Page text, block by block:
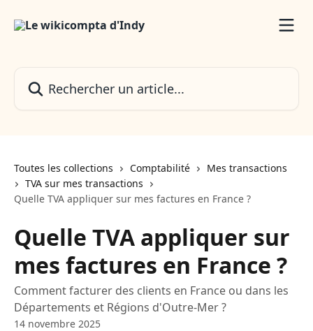
Toutes les collections Comptabilité
Mes transactions
TVA sur mes transactions
Quelle TVA appliquer sur mes factures en France ?
Quelle TVA appliquer sur
mes factures en France ?
Comment facturer des clients en France ou dans les
Départements et Régions d'Outre-Mer ?
14 novembre 2025